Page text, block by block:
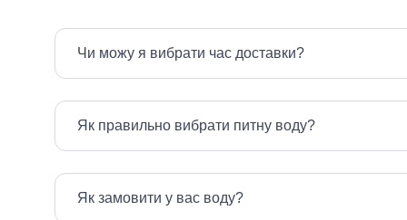
Чи можу я вибрати час доставки?
Як правильно вибрати питну воду?
Як замовити у вас воду?